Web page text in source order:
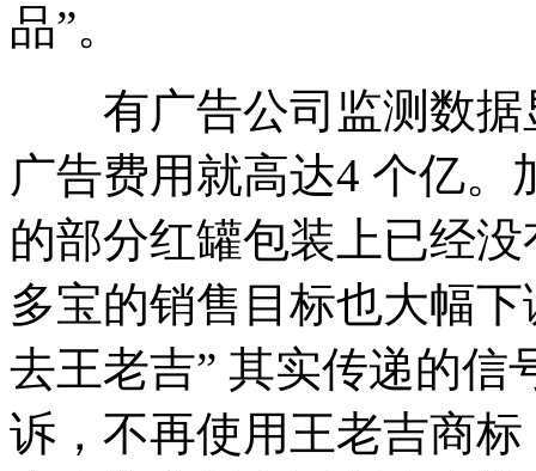
品”。
有广告公司监测数据
广告费用就高达4 个亿
的部分红罐包装上已经
多宝的销售目标也大幅
去王老吉” 其实传递的信
诉，不再使用王老吉商